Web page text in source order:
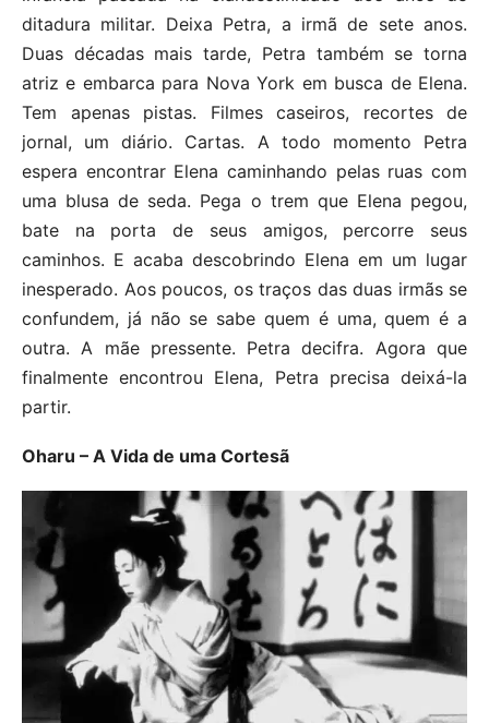
ditadura militar. Deixa Petra, a irmã de sete anos.
Duas décadas mais tarde, Petra também se torna
atriz e embarca para Nova York em busca de Elena.
Tem apenas pistas. Filmes caseiros, recortes de
jornal, um diário. Cartas. A todo momento Petra
espera encontrar Elena caminhando pelas ruas com
uma blusa de seda. Pega o trem que Elena pegou,
bate na porta de seus amigos, percorre seus
caminhos. E acaba descobrindo Elena em um lugar
inesperado. Aos poucos, os traços das duas irmãs se
confundem, já não se sabe quem é uma, quem é a
outra. A mãe pressente. Petra decifra. Agora que
finalmente encontrou Elena, Petra precisa deixá-la
partir.
Oharu – A Vida de uma Cortesã